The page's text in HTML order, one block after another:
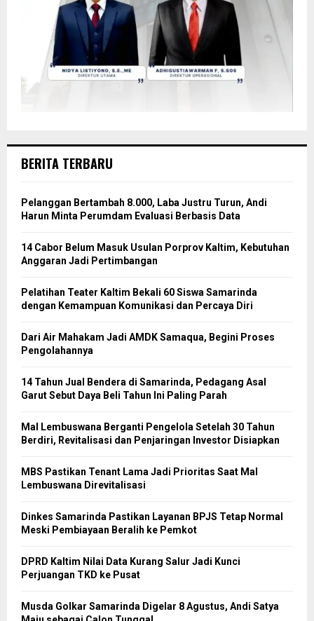
BERITA TERBARU
Pelanggan Bertambah 8.000, Laba Justru Turun, Andi
Harun Minta Perumdam Evaluasi Berbasis Data
14 Cabor Belum Masuk Usulan Porprov Kaltim, Kebutuhan
Anggaran Jadi Pertimbangan
Pelatihan Teater Kaltim Bekali 60 Siswa Samarinda
dengan Kemampuan Komunikasi dan Percaya Diri
Dari Air Mahakam Jadi AMDK Samaqua, Begini Proses
Pengolahannya
14 Tahun Jual Bendera di Samarinda, Pedagang Asal
Garut Sebut Daya Beli Tahun Ini Paling Parah
Mal Lembuswana Berganti Pengelola Setelah 30 Tahun
Berdiri, Revitalisasi dan Penjaringan Investor Disiapkan
MBS Pastikan Tenant Lama Jadi Prioritas Saat Mal
Lembuswana Direvitalisasi
Dinkes Samarinda Pastikan Layanan BPJS Tetap Normal
Meski Pembiayaan Beralih ke Pemkot
DPRD Kaltim Nilai Data Kurang Salur Jadi Kunci
Perjuangan TKD ke Pusat
Musda Golkar Samarinda Digelar 8 Agustus, Andi Satya